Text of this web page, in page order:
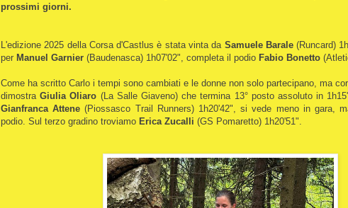
prossimi giorni.
L'edizione 2025 della Corsa d'Castlus è stata vinta da Samuele Barale(Runcard)
per Manuel Garnier (Baudenasca) 1h07'02", completa il podio Fabio Bonetto
Come ha scritto Carlo i tempi sono cambiati e le donne non solo partecipano, ma
dimostraGiulia Oliaro (La Salle Giaveno) che termina 13° posto assoluto in
Gianfranca Attene (Piossasco Trail Runners) 1h20'42", si vede meno in gara,
podio. Sul terzo gradino troviamo Erica Zucalli (GS Pomaretto) 1h20'51".